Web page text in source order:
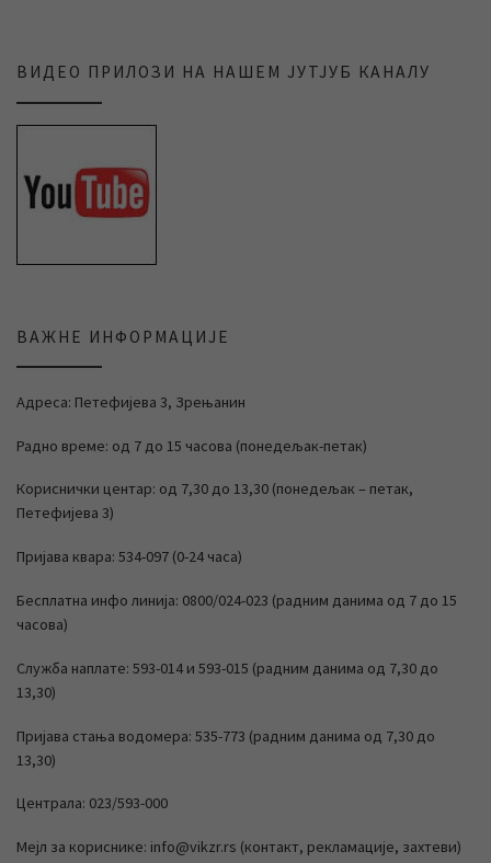
ВИДЕО ПРИЛОЗИ НА НАШЕМ ЈУТЈУБ КАНАЛУ
ВАЖНЕ ИНФОРМАЦИЈЕ
Адреса: Петефијева 3, Зрењанин
Радно време: од 7 до 15 часова (понедељак-петак)
Кориснички центар: од 7,30 до 13,30 (понедељак – петак,
Петефијева 3)
Пријава квара: 534-097 (0-24 часа)
Бесплатна инфо линија: 0800/024-023 (радним данима од 7 до 15
часова)
Служба наплате: 593-014 и 593-015 (радним данима од 7,30 до
13,30)
Пријава стања водомера: 535-773 (радним данима од 7,30 до
13,30)
Централа: 023/593-000
Мејл за кориснике: info@vikzr.rs (контакт, рекламације, захтеви)